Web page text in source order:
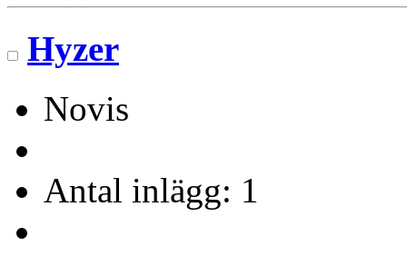
Hyzer
Novis
Antal inlägg: 1